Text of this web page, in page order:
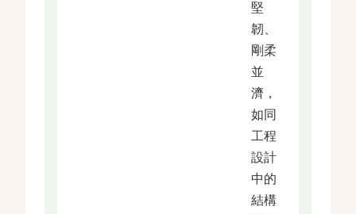
堅
韌、
剛柔
並
濟，
如同
工程
設計
中的
結構